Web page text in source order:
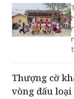
Thượng cờ
vòng đấu loại